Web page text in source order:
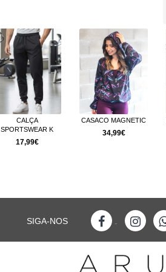
CALÇA
SPORTSWEAR K
17,99€
CASACO MAGNETIC
34,99€
SIGA-NOS -